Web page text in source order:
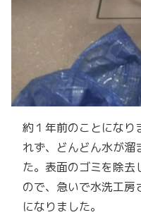
約１年前のことになり
れず、どんどん水が溜
た。表面のゴミを除去
ので、急いで水洗工房
になりました。